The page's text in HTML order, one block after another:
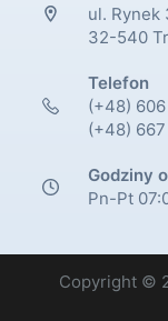
ul. Rynek
32-540
Telefon
(+48)
(+48)
Godziny
Pn-Pt
Copyright ©